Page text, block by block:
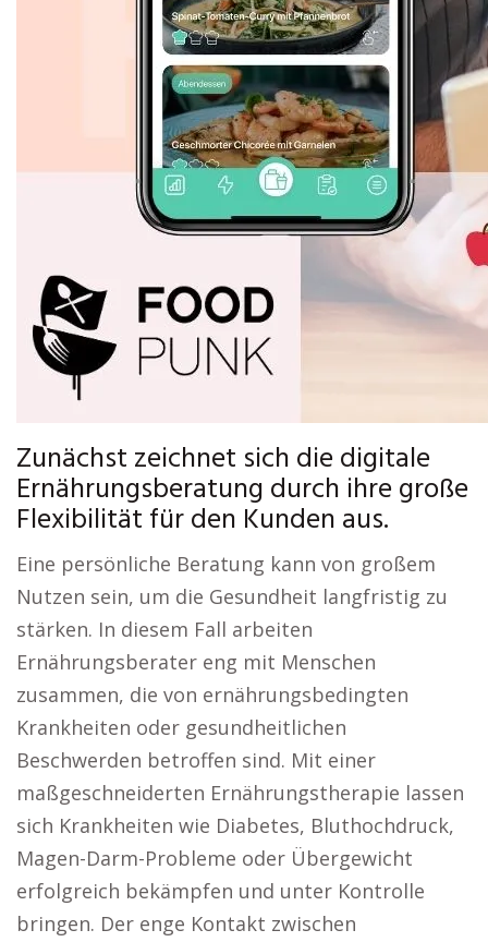
Zunächst zeichnet sich die digitale
Ernährungsberatung durch ihre große
Flexibilität für den Kunden aus.
Eine persönliche Beratung kann von großem
Nutzen sein, um die Gesundheit langfristig zu
stärken. In diesem Fall arbeiten
Ernährungsberater eng mit Menschen
zusammen, die von ernährungsbedingten
Krankheiten oder gesundheitlichen
Beschwerden betroffen sind. Mit einer
maßgeschneiderten Ernährungstherapie lassen
sich Krankheiten wie Diabetes, Bluthochdruck,
Magen-Darm-Probleme oder Übergewicht
erfolgreich bekämpfen und unter Kontrolle
bringen. Der enge Kontakt zwischen